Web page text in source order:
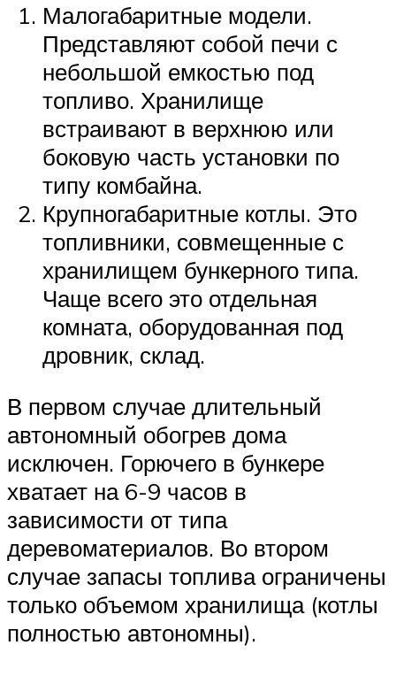
Малогабаритные модели.
Представляют собой печи с
небольшой емкостью под
топливо. Хранилище
встраивают в верхнюю или
боковую часть установки по
типу комбайна.
Крупногабаритные котлы. Это
топливники, совмещенные с
хранилищем бункерного типа.
Чаще всего это отдельная
комната, оборудованная под
дровник, склад.
В первом случае длительный
автономный обогрев дома
исключен. Горючего в бункере
хватает на 6-9 часов в
зависимости от типа
деревоматериалов. Во втором
случае запасы топлива ограничены
только объемом хранилища (котлы
полностью автономны).